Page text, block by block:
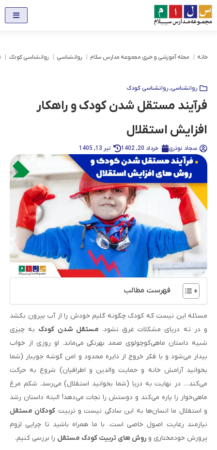
خانه مجله آموزشی و خبری مجموعه مدارس سلام روانشناسی روانشناسی کودک
روانشناسی,روانشناسی کودک
فرآیند مستقل شدن کودک و راهکار
افزایش استقلال
سجاد نوذری خرداد 20, 1402 تیر 13, 1405
فهرست مطالب
مسئله این نیست که کودک چگونه گلیم خودش را از آب بیرون بکشد
و در ته دریای مشکلات غرق نشود. مستقل شدن کودک به چیزی
شبیه داستان ماهی‌کوچولوی صمد بهرنگی می‌ماند. او روزی از خواب
بیدار می‌شود و با فکر خروج از دایره محدود و امن گوشه جویبار (شما
بخوانید آرامش خانه و حمایت والدین و اطرافیان) شروع به حرکت
می‌کند… در نهایت به دریا (شما بخوانید استقلال) می‌رسد، شکم مرغ
ماهی‌خوار را پاره می‌کند و دوستش را نجات می‌دهد! البته داستان رشد
و استقلال ما انسان‌ها به این سادگی نیست و تربیت کودکان مستقل
نیازمند رعایت اصول خاصی است. با ما همراه باشید تا چرایی لزوم
پرورش خودمختاری و روش های تربیت کودک مستقل را بررسی کنیم.